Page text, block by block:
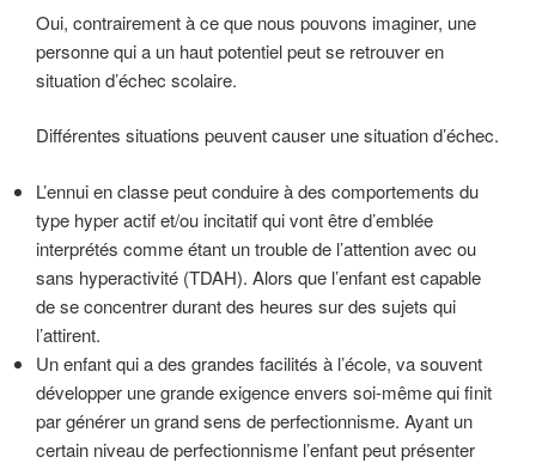
Oui, contrairement à ce que nous pouvons imaginer, une
personne qui a un haut potentiel peut se retrouver en
situation d’échec scolaire.
Différentes situations peuvent causer une situation d’échec.
L’ennui en classe peut conduire à des comportements du
type hyper actif et/ou incitatif qui vont être d’emblée
interprétés comme étant un trouble de l’attention avec ou
sans hyperactivité (TDAH). Alors que l’enfant est capable
de se concentrer durant des heures sur des sujets qui
l’attirent.
Un enfant qui a des grandes facilités à l’école, va souvent
développer une grande exigence envers soi-même qui finit
par générer un grand sens de perfectionnisme. Ayant un
certain niveau de perfectionnisme l’enfant peut présenter